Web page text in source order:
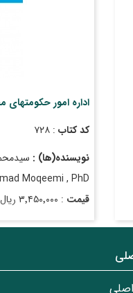
اداره امور
کد کتاب : ۷۲۸
نویسنده(ها) :
Moqeemi , PhD
قیمت : ۳٬۴۵۰٬۰۰۰ ریال
تاریخ انتشار: آذر ۱۴۰۲